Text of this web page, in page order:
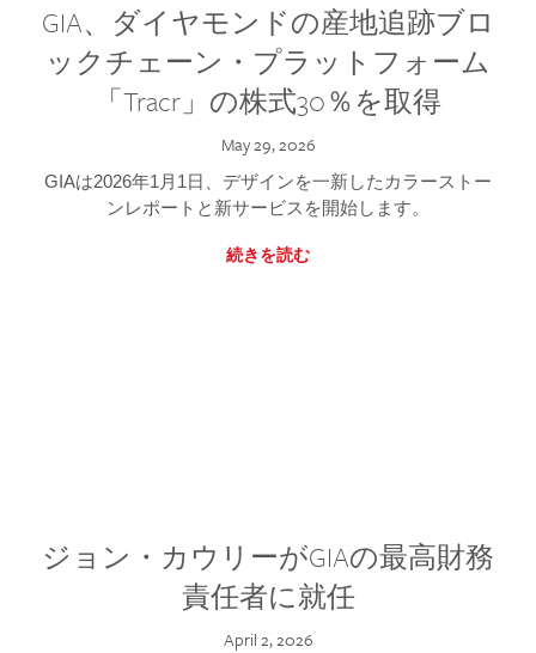
GIA、ダイヤモンドの産地追跡ブロ
ックチェーン・プラットフォーム
「Tracr」の株式30％を取得
May 29, 2026
GIAは2026年1月1日、デザインを一新したカラーストー
ンレポートと新サービスを開始します。
続きを読む
ジョン・カウリーがGIAの最高財務
責任者に就任
April 2, 2026